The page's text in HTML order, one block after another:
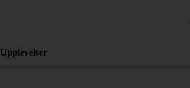
Upplevelser